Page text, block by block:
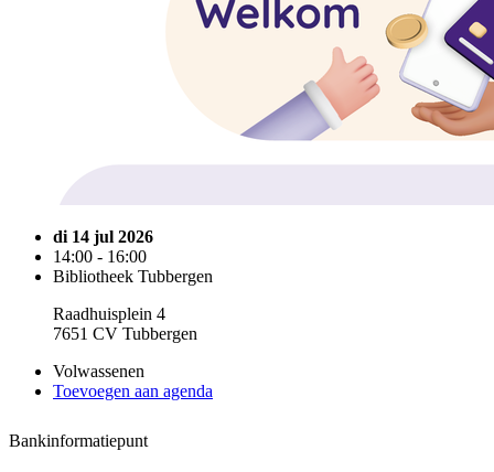
di 14 jul 2026
14:00 - 16:00
Bibliotheek Tubbergen
Raadhuisplein 4
7651 CV Tubbergen
Volwassenen
Toevoegen aan agenda
Bankinformatiepunt